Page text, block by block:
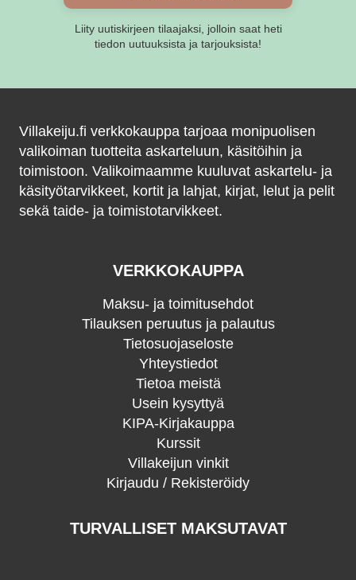
Liity uutiskirjeen tilaajaksi, jolloin saat heti
tiedon uutuuksista ja tarjouksista!
Villakeiju.fi verkkokauppa tarjoaa monipuolisen
valikoiman tuotteita askarteluun, käsitöihin ja
toimistoon. Valikoimaamme kuuluvat askartelu- ja
käsityötarvikkeet, kortit ja lahjat, kirjat, lelut ja pelit
sekä taide- ja toimistotarvikkeet.
VERKKOKAUPPA
Maksu- ja toimitusehdot
Tilauksen peruutus ja palautus
Tietosuojaseloste
Yhteystiedot
Tietoa meistä
Usein kysyttyä
KIPA-Kirjakauppa
Kurssit
Villakeijun vinkit
Kirjaudu / Rekisteröidy
TURVALLISET MAKSUTAVAT